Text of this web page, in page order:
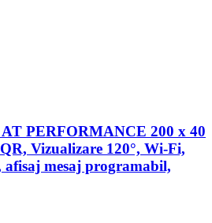
PERFORMANCE 200 x 40
Vizualizare 120°, Wi-Fi,
afisaj mesaj programabil,